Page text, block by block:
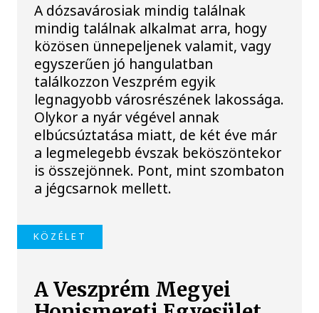
A dózsavárosiak mindig találnak
mindig találnak alkalmat arra, hogy
közösen ünnepeljenek valamit, vagy
egyszerűen jó hangulatban
találkozzon Veszprém egyik
legnagyobb városrészének lakossága.
Olykor a nyár végével annak
elbúcsúztatása miatt, de két éve már
a legmelegebb évszak beköszöntekor
is összejönnek. Pont, mint szombaton
a jégcsarnok mellett.
KÖZÉLET
A Veszprém Megyei